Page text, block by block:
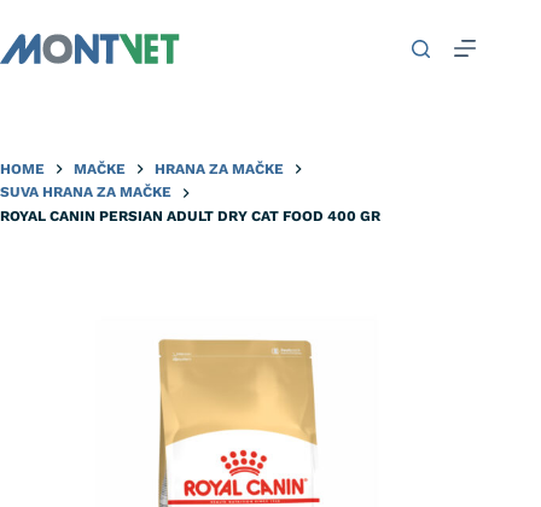
HOME MAČKE
HRANA ZA MAČKE
SUVA HRANA ZA MAČKE
ROYAL CANIN PERSIAN ADULT DRY CAT FOOD 400 GR